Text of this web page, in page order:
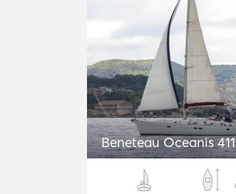
Beneteau Oceanis 411